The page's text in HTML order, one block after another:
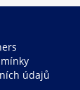
údajů